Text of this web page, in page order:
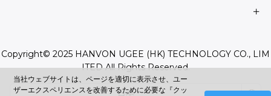
Copyright© 2025 HANVON UGEE (HK) TECHNOLOGY CO., LIM
ITED All Rights Reserved.
当社ウェブサイトは、ページを適切に表示させ、ユー
ザーエクスペリエンスを改善するために必要な『クッ
日本